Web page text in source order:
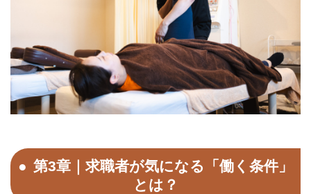
第3章｜求職者が気になる「働く条件」
とは？